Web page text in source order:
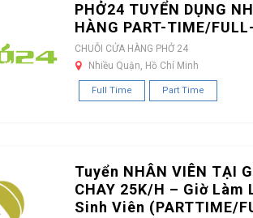
PHỞ24 TUYỂN DỤNG
HÀNG PART-TIME/
CHUỖI CỬA HÀNG PHỞ 24
Nhiều Quận, Hồ Chí Minh
Full Time Part Time
Tuyển NHÂN VIÊN TẠI
CHAY 25K/H – Giờ Làm
Sinh Viên (PARTTIME/